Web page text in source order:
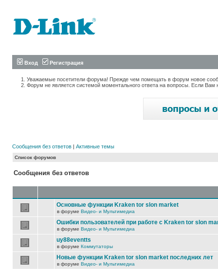
Вход Регистрация
Уважаемые посетители форума! Прежде чем помещать в форум новое
Форум не является системой моментального ответа на вопросы. Если
Сообщения без ответов | Активные темы
Список форумов
Сообщения без ответов
Основные функции Kraken tor slon market
в форуме Видео- и Мультимедиа
Ошибки пользователей при работе с Kraken tor slon
в форуме Видео- и Мультимедиа
uy88eventts
в форуме Коммутаторы
Новые функции Kraken tor slon market последних лет
в форуме Видео- и Мультимедиа